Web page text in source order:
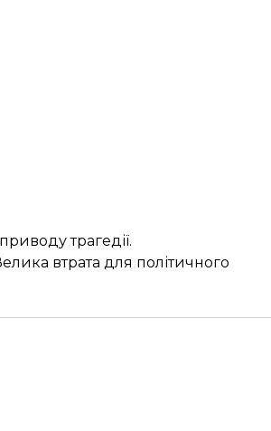
трагедії.
втрата для політичного